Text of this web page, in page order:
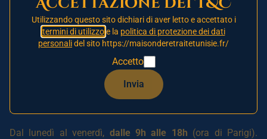
Diversi modi per
contattarci
📞 Per telefono — risposta
immediata
+33 9 70 70 30 20
Dal lunedì al venerdì, dalle 9h alle 18h (ora di Parigi).
Utilizzando questo sito dichiari di aver letto e accettato i
termini di utilizzoe la politica di protezione dei dati
personalidel sito https://maisonderetraitetunisie.fr/
Accetto
Invia